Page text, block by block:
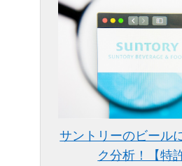
サントリーのビール
ク分析！【特